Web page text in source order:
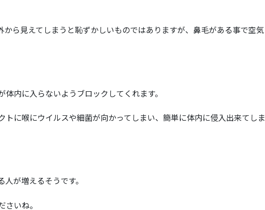
ら見えてしまうと恥ずかしいものではありますが、鼻毛がある事で空気
内に入らないようブロックしてくれます。
に喉にウイルスや細菌が向かってしまい、簡単に体内に侵入出来てしま
が増えるそうです。
いね。